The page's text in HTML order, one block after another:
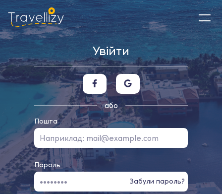
Увійти
або
Пошта
Пароль
Забули пароль?